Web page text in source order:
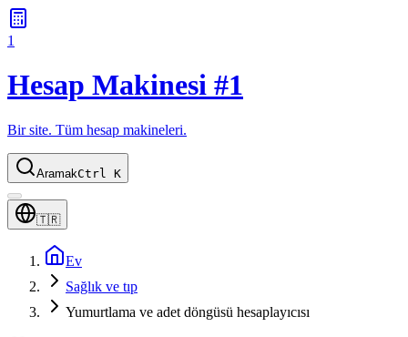
1
Hesap Makinesi #1
Bir site. Tüm hesap makineleri.
AramakCtrl K
🇹🇷
Ev
Sağlık ve tıp
Yumurtlama ve adet döngüsü hesaplayıcısı